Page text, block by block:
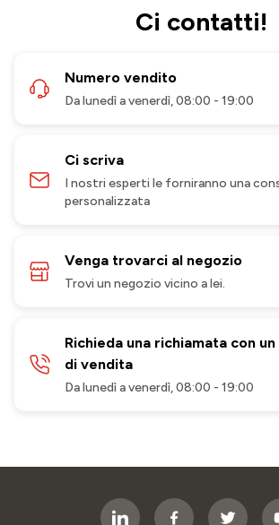
Ci contatti!
Numero vendito
Da lunedì a venerdì, 08:00 - 19:00
Ci scriva
I nostri esperti le forniranno una
personalizzata
Venga trovarci al negozio
Trovi un negozio vicino a lei.
Richieda una richiamata con
di vendita
Da lunedì a venerdì, 08:00 - 19:00